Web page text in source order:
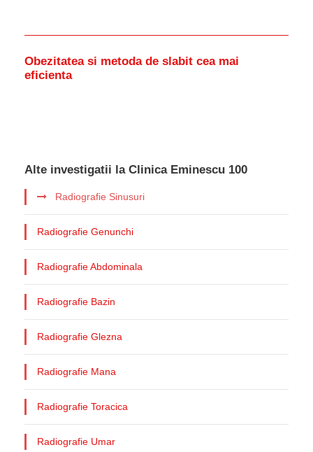
Obezitatea si metoda de slabit cea mai
eficienta
Alte investigatii la Clinica Eminescu 100
Radiografie Sinusuri
Radiografie Genunchi
Radiografie Abdominala
Radiografie Bazin
Radiografie Glezna
Radiografie Mana
Radiografie Toracica
Radiografie Umar